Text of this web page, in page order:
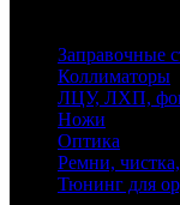
Заправочные
Коллиматоры
ЛЦУ, ЛХП,
Ножи
Оптика
Ремни,
Тюнинг для